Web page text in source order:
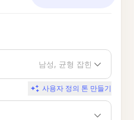
남성, 균형 잡힌
사용자 정의 톤 만들기